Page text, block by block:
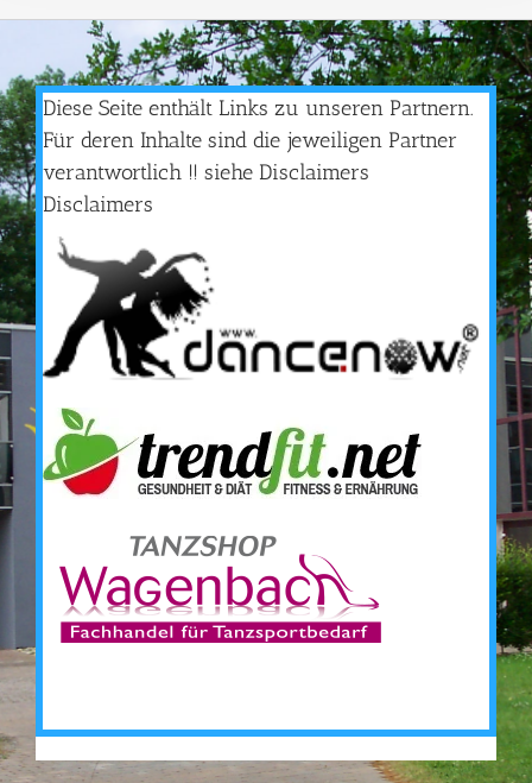
Diese Seite enthält Links zu unseren Partnern.
Für deren Inhalte sind die jeweiligen Partner
verantwortlich !! siehe Disclaimers
Disclaimers